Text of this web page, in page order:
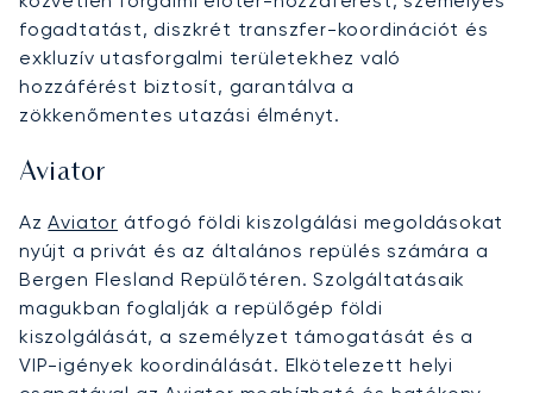
fogadtatást, diszkrét transzfer-koordinációt és
exkluzív utasforgalmi területekhez való
hozzáférést biztosít, garantálva a
zökkenőmentes utazási élményt.
Aviator
AzAviator átfogó földi kiszolgálási megoldásokat
nyújt a privát és az általános repülés számára a
Bergen Flesland Repülőtéren. Szolgáltatásaik
magukban foglalják a repülőgép földi
kiszolgálását, a személyzet támogatását és a
VIP-igények koordinálását. Elkötelezett helyi